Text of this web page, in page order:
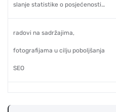
slanje statistike o posjećenosti…
radovi na sadržajima,
fotografijama u cilju poboljšanja
SEO